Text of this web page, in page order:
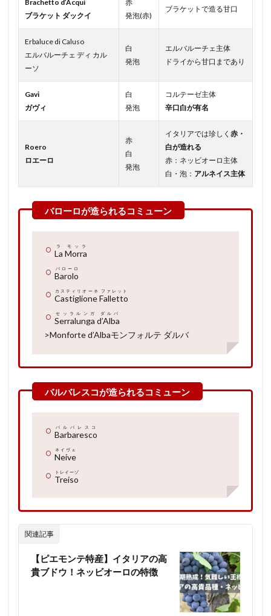
Brachetto d’Acqui
ブラケット ダックイ
赤
発泡(赤)
ブラケットで造る甘口
Erbaluce di Caluso
エルバルーチェ ディ カル
ーソ
白
発泡
エルバルーチェ主体
ドライから甘口まであり
Gavi
ガヴィ
白
発泡
コルテーゼ主体
辛口白が有名
Roero
ロエーロ
赤
白
発泡
イタリアでは珍しく 赤・
白が造れる
赤：ネッビオーロ主体
白・泡： アルネイス主体
La Morra
ラ モッラ
Barolo
バローロ
Castiglione Falletto
カスティリオーネ ファレット
Serralunga d’Alba
セッラルンガ ダルバ
>Monforte d’Albaモンフォルテ ダルバ
Barbaresco
バルバレスコ
Neive
ネイヴェ
Treiso
トレイーゾ
関連記事
【ピエモンテ特産】イタリアの高
貴ブドウ！ネッビオーロの特徴